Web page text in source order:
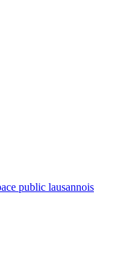
public lausannois